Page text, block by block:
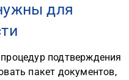
для
подтверждения
пакет документов,